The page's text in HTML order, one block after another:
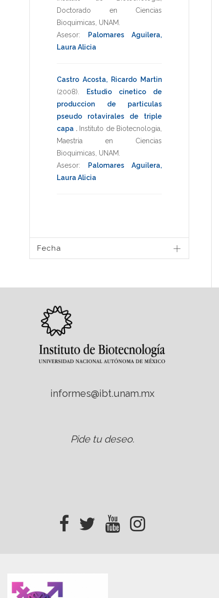
Doctorado en Ciencias
Bioquimicas UNAM
Asesor: Palomares Aguilera,
Laura Alicia
Castro Acosta, Ricardo Martin
(2008)
Estudio cinetico de
produccion de particulas
pseudo rotavirales de triple
capa . Instituto de Biotecnologia
Maestria en Ciencias
Bioquimicas UNAM
Asesor: Palomares Aguilera,
Laura Alicia
Fecha
informes@ibt.unam.mx
Pide tu deseo.